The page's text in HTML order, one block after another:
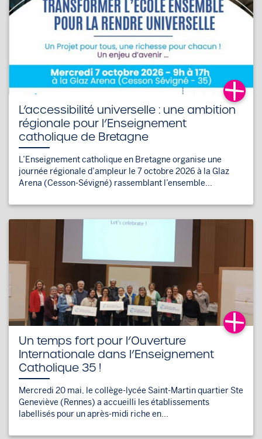
L’accessibilité universelle : une ambition
régionale pour l’Enseignement
catholique de Bretagne
L’Enseignement catholique en Bretagne organise une
journée régionale d’ampleur le 7 octobre 2026 à la Glaz
Arena (Cesson-Sévigné) rassemblant l’ensemble...
Un temps fort pour l’Ouverture
Internationale dans l’Enseignement
Catholique 35 !
Mercredi 20 mai, le collège-lycée Saint-Martin quartier Ste
Geneviève (Rennes) a accueilli les établissements
labellisés pour un après-midi riche en...